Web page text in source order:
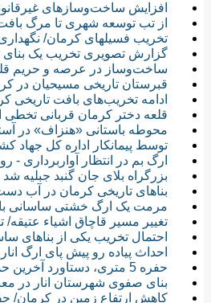
افزایش ساخت‌وسازهای
از تب توسعه شهری تا مرگ
تخریب فسیلهای کرمان/
گزارش تصویری تخریب یک بنای
ساخت‌وساز در عرصه و حریم
قبرستان تاریخی مسیحیان در
ادامه تخریب‌های بافت تاریخی
قلعه‌ دختر کرمان قربانی
محوطه باستانی «هنزاف» در
توسط پیمانکار اداره کل
ارگ بم در انتظار آواربرداری
بزرگراه بلای جان گنبد جبلیه شد
بناهای تاریخی کرمان در آب
مرمت یک ارگ خشتی ساسانی
تغییر مسیر قاچاق اشیاء عتیقه/
احتمال تخریب یکی از بناهای
احداث پیاده رو پیش پای ارگ
حفره 5 متری، دستاورد آخرین حمله سارقان به قلعه دختر بیاض
بنای صفوی شهرستان انار در
کاهش ارتفاع زمین در کرمان/